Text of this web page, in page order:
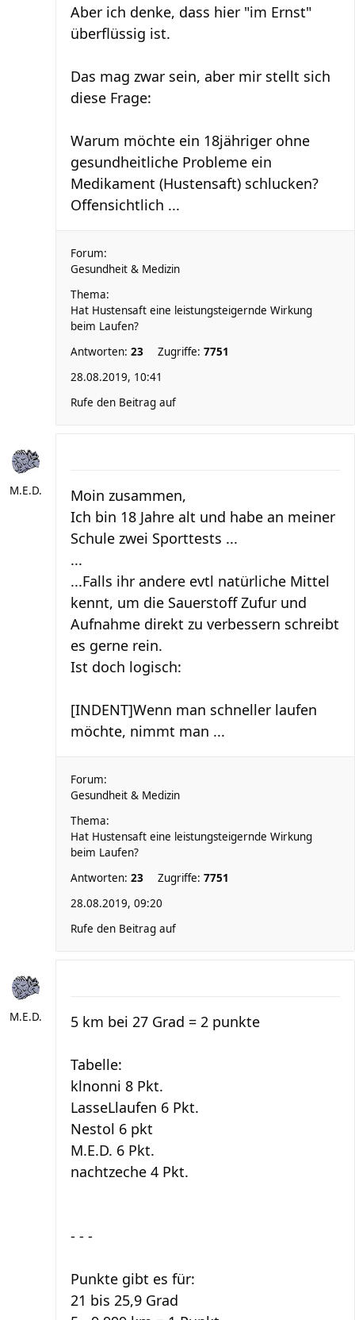
Aber ich denke, dass hier "im Ernst"
überflüssig ist.
Das mag zwar sein, aber mir stellt sich
diese Frage:
Warum möchte ein 18jähriger ohne
gesundheitliche Probleme ein
Medikament (Hustensaft) schlucken?
Offensichtlich ...
Forum:
Gesundheit & Medizin
Thema:
Hat Hustensaft eine leistungsteigernde Wirkung
beim Laufen?
Antworten: 23 Zugriffe: 7751
28.08.2019, 10:41
Rufe den Beitrag auf
M.E.D.
Moin zusammen,
Ich bin 18 Jahre alt und habe an meiner
Schule zwei Sporttests ...
...
...Falls ihr andere evtl natürliche Mittel
kennt, um die Sauerstoff Zufur und
Aufnahme direkt zu verbessern schreibt
es gerne rein.
Ist doch logisch:
[INDENT]Wenn man schneller laufen
möchte, nimmt man ...
Forum:
Gesundheit & Medizin
Thema:
Hat Hustensaft eine leistungsteigernde Wirkung
beim Laufen?
Antworten: 23 Zugriffe: 7751
28.08.2019, 09:20
Rufe den Beitrag auf
M.E.D. 5 km bei 27 Grad = 2 punkte
Tabelle:
klnonni 8 Pkt.
LasseLlaufen 6 Pkt.
Nestol 6 pkt
M.E.D. 6 Pkt.
nachtzeche 4 Pkt.
- - -
Punkte gibt es für:
21 bis 25,9 Grad